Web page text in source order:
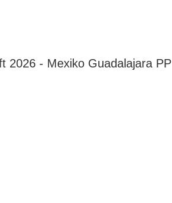
2026 - Mexiko Guadalajara PP